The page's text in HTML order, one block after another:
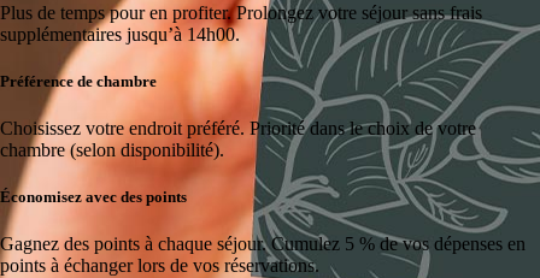
Plus de temps pour en profiter. Prolongez votre séjour sans frais
supplémentaires jusqu’à 14h00.
Préférence de chambre
Choisissez votre endroit préféré. Priorité dans le choix de votre
chambre (selon disponibilité).
Économisez avec des points
Gagnez des points à chaque séjour. Cumulez 5 % de vos dépenses en
points à échanger lors de vos réservations.